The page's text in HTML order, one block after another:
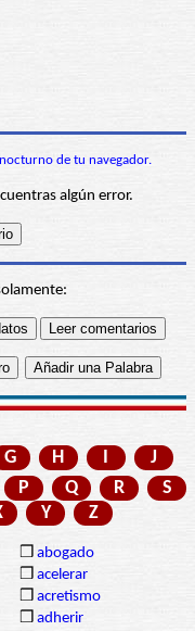
de tu navegador.
algún error.
G H I
J
P Q R
S
Y Z
❒ abogado
❒ acelerar
❒ acretismo
❒ adherir